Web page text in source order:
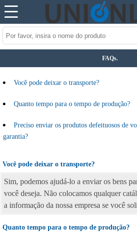
FAQs.
Você pode deixar o transporte?
Quanto tempo para o tempo de produção?
Preciso enviar os produtos defeituosos de
garantia?
Você pode deixar o transporte?
Sim, podemos ajudá-lo a enviar os bens
você deseja. Não colocamos qualquer
a informação da nossa empresa se você
Quanto tempo para o tempo de produção?